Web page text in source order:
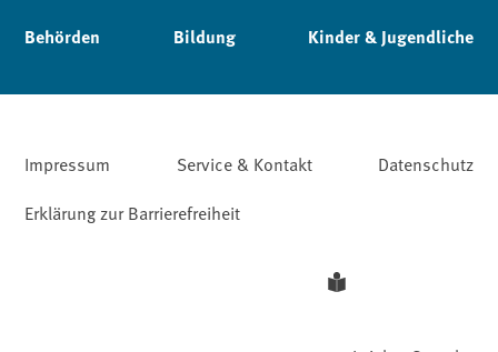
Behörden Bildung Kinder & Jugendliche
Impressum Service & Kontakt
Datenschutz
Erklärung zur Barrierefreiheit